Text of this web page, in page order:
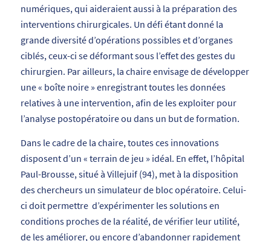
numériques, qui aideraient aussi à la préparation des
interventions chirurgicales. Un défi étant donné la
grande diversité d’opérations possibles et d’organes
ciblés, ceux-ci se déformant sous l’effet des gestes du
chirurgien. Par ailleurs, la chaire envisage de développer
une « boîte noire » enregistrant toutes les données
relatives à une intervention, afin de les exploiter pour
l’analyse postopératoire ou dans un but de formation.
Dans le cadre de la chaire, toutes ces innovations
disposent d’un « terrain de jeu » idéal. En effet, l’hôpital
Paul-Brousse, situé à Villejuif (94), met à la disposition
des chercheurs un simulateur de bloc opératoire. Celui-
ci doit permettre d’expérimenter les solutions en
conditions proches de la réalité, de vérifier leur utilité,
de les améliorer, ou encore d’abandonner rapidement